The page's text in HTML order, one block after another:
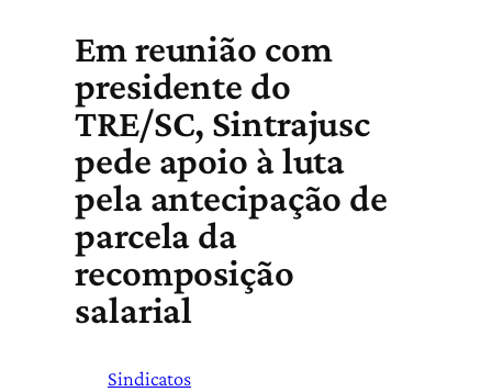
Em reunião com
presidente do
TRE/SC, Sintrajusc
pede apoio à luta
pela antecipação de
parcela da
recomposição
salarial
Sindicatos